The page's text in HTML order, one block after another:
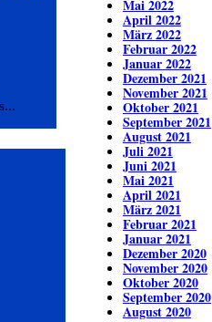
Mai 2022
April 2022
März 2022
Februar 2022
Januar 2022
Dezember 2021
November 2021
Oktober 2021
September 2021
August 2021
Juli 2021
Juni 2021
Mai 2021
April 2021
März 2021
Februar 2021
Januar 2021
Dezember 2020
November 2020
Oktober 2020
September 2020
August 2020